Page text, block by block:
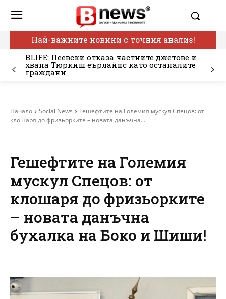
Най-важните новини с точния анализ!
BLIFE: Пеевски отказа частните джетове и
хвана Тюркиш еърлайнс като останалите
граждани
Начало Social News
Гешефтите на Големия мускул Спецов: от
клошаря до фризьорките – новата данъчна...
Гешефтите на Големия
мускул Спецов: от
клошаря до фризьорките
– новата данъчна
бухалка на Боко и Шиши!